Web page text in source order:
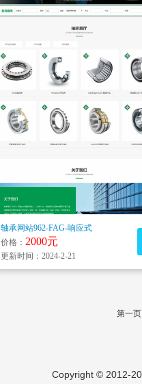
轴承网站962-FAG-响应式
价格： 2000元
更新时间：2024-2-21
第一
Copyright © 2012-